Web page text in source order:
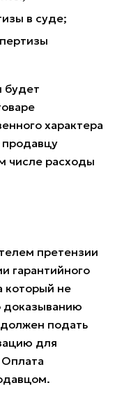
в суде;
будет
характера
продавцу
числе расходы
претензии
гарантийного
который не
доказыванию
должен подать
для